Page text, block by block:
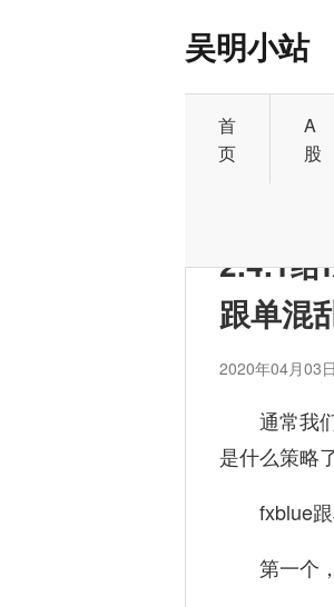
吴明小站
首
页
A
股
2.4.1给
跟单混
2020年04月03
通常我
是什么策略
fxblue
第一个